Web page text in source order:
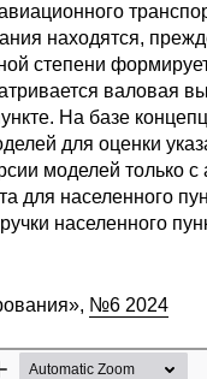
находятся,
степени
валовая
На базе
для оценки
моделей только
для населенного
населенного
№6 2024